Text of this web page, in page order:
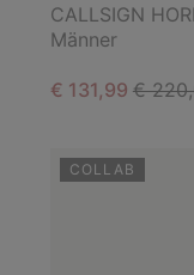
CALLSIGN
Männer
Sale price:
€ 131,99 €
COLLAB